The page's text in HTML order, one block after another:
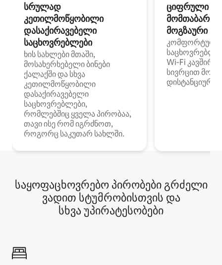
სრულად
კეთილმოწყობილი
დასაქირავებელი
საცხოვრებლები
ხის სახლები მთაში,
მოსახერხებელი ბინები
ქალაქში და სხვა
კეთილმოწყობილი
დასაქირავებელი
საცხოვრებლები,
რომლებშიც ყველა პირობაა,
თავი ისე რომ იგრძნოთ,
როგორც საკუთარ სახლში.
ციფრული
მოგზაური
კომფორტული
Wi‑Fi
სივრცით
დისტანციური
საყოფაცხოვრებო პირობები გრძელი
ვადით სტუმრობისთვის და
სხვა უპირატესობები